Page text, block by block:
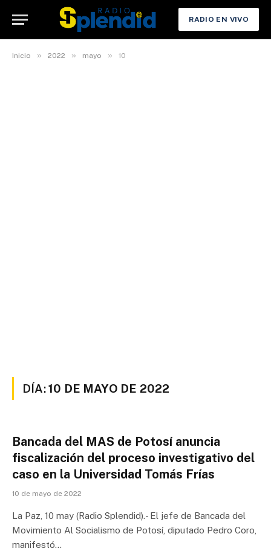
RADIO EN VIVO
Inicio » 2022 » mayo » 10
DÍA:10 DE MAYO DE 2022
Bancada del MAS de Potosí anuncia
fiscalización del proceso investigativo del
caso en la Universidad Tomás Frías
10 de mayo de 2022
La Paz, 10 may (Radio Splendid).- El jefe de Bancada del
Movimiento Al Socialismo de Potosí, diputado Pedro Coro,
manifestó…